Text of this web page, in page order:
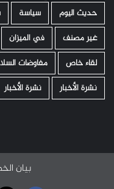
حديث اليوم
سياسة
غير مصنف
في الميزان
لقاء خاص
مفاوضات
نشرة الأخبار
نشرة الأخبار
بيان